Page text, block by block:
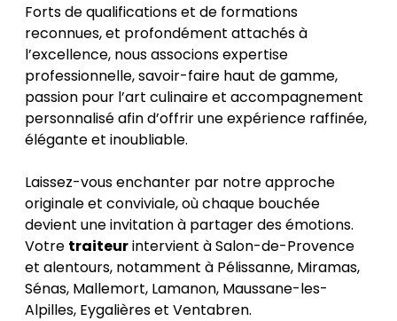
Forts de qualifications et de formations
reconnues, et profondément attachés à
l’excellence, nous associons expertise
professionnelle, savoir-faire haut de gamme,
passion pour l’art culinaire et accompagnement
personnalisé afin d’offrir une expérience raffinée,
élégante et inoubliable.
Laissez-vous enchanter par notre approche
originale et conviviale, où chaque bouchée
devient une invitation à partager des émotions.
Votre traiteurintervient à Salon-de-Provence
et alentours, notamment à Pélissanne, Miramas,
Sénas, Mallemort, Lamanon, Maussane-les-
Alpilles, Eygalières et Ventabren.